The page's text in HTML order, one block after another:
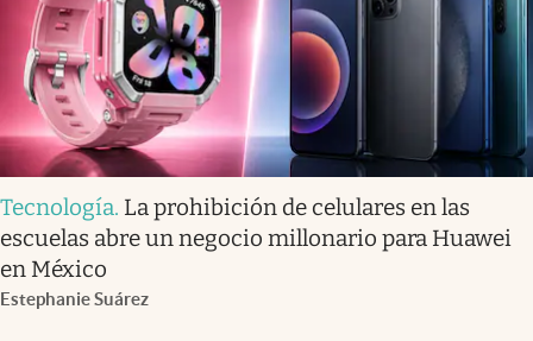
Tecnología. La prohibición de celulares en las
escuelas abre un negocio millonario para Huawei
en México
Estephanie Suárez